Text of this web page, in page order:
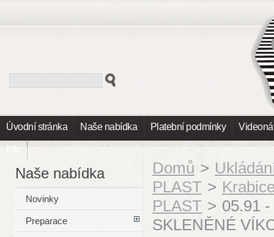
Úvodní stránka Naše nabídka Platební podmínky
Info
Domů >
PLAST >
PLAST > 05.91
SKLENĚNÉ
Naše nabídka
Novinky
Preparace